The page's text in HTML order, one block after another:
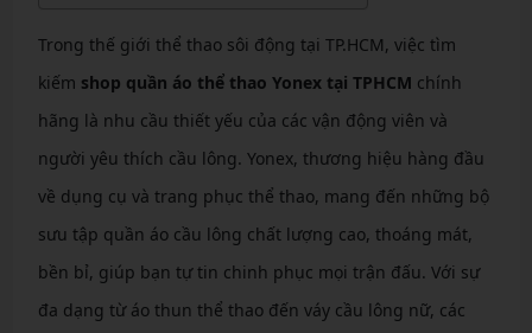
Trong thế giới thể thao sôi động tại TP.HCM, việc tìm
kiếm shop quần áo thể thao Yonex tại TPHCM chính
hãng là nhu cầu thiết yếu của các vận động viên và
người yêu thích cầu lông. Yonex, thương hiệu hàng đầu
về dụng cụ và trang phục thể thao, mang đến những bộ
sưu tập quần áo cầu lông chất lượng cao, thoáng mát,
bền bỉ, giúp bạn tự tin chinh phục mọi trận đấu. Với sự
đa dạng từ áo thun thể thao đến váy cầu lông nữ, các